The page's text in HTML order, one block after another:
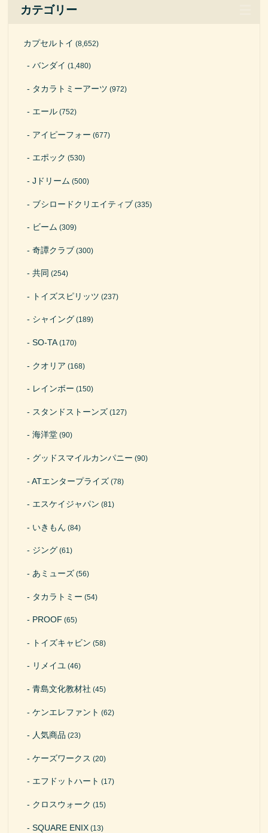
カテゴリー
カプセルトイ (8,652)
バンダイ (1,480)
タカラトミーアーツ (972)
エール (752)
アイピーフォー (677)
エポック (530)
Jドリーム (500)
ブシロードクリエイティブ (335)
ビーム (309)
奇譚クラブ (300)
共同 (254)
トイズスピリッツ (237)
シャイング (189)
SO-TA(170)
クオリア (168)
レインボー (150)
スタンドストーンズ (127)
海洋堂 (90)
グッドスマイルカンパニー (90)
ATエンタープライズ (78)
エスケイジャパン (81)
いきもん (84)
ジング (61)
あミューズ (56)
タカラトミー (54)
PROOF (65)
トイズキャビン (58)
リメイユ (46)
青島文化教材社 (45)
ケンエレファント (62)
人気商品 (23)
ケーズワークス (20)
エフドットハート (17)
クロスウォーク (15)
SQUARE ENIX (13)